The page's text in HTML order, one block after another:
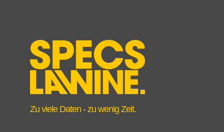
Zu viele Daten - zu wenig Zeit.